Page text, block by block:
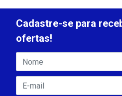
Cadastre-se para
ofertas!